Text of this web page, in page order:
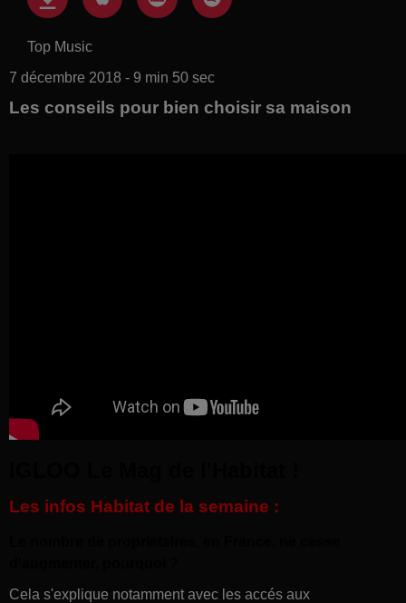
Top Music
7 décembre 2018 - 9 min 50 sec
Les conseils pour bien choisir sa maison
Les infos Habitat de la semaine :
Cela s'explique notamment avec les accés aux